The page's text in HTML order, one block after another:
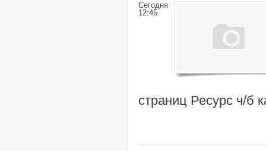
Сегодня
12:45
страниц Ресурс ч/б